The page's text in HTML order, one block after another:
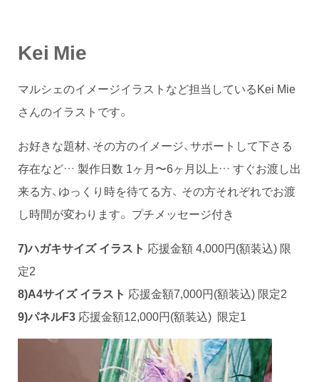
Kei Mie
マルシェのイメージイラストなど担当しているKei Mie
さんのイラストです。
お好きな題材、その方のイメージ、サポートして下さる
存在など… 製作日数 1ヶ月〜6ヶ月以上… すぐお渡し出
来る方、ゆっくり時を待てる方、 その方それぞれでお渡
し時間が変わります。 プチメッセージ付き
7)ハガキサイズ イラスト 応援金額 4,000円(額装込) 限
定2
8)A4サイズ イラスト 応援金額7,000円(額装込) 限定2
9)パネルF3 応援金額12,000円(額装込) 限定1